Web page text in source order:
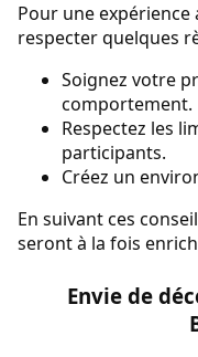
Pour une expérience
respecter quelques
Soignez votre
comportement.
Respectez les
participants.
Créez un
En suivant ces
seront à la fois
Envie de